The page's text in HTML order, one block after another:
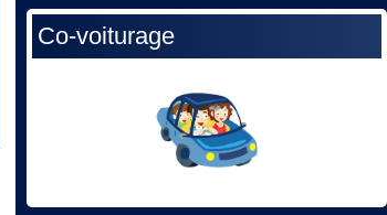
Co-voiturage